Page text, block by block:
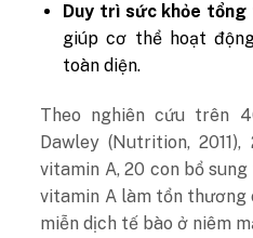
Duy trì sức khỏe tổng
giúp cơ thể hoạt
toàn diện.
Theo nghiên cứu trên
Dawley (Nutrition, 2011),
vitamin A, 20 con bổ
vitamin A làm tổn thương
miễn dịch tế bào ở niêm